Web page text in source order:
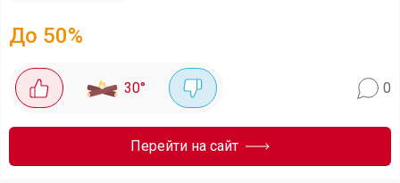
До 50%
30° 0
Перейти на сайт